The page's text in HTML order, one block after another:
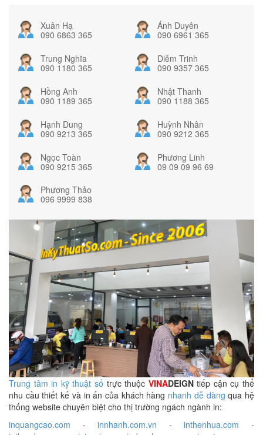
Xuân Hạ
090 6863 365
Ánh Duyên
090 6961 365
Trung Nghĩa
090 1180 365
Diễm Trinh
090 9357 365
Hồng Anh
090 1189 365
Nhật Thanh
090 1188 365
Hạnh Dung
090 9213 365
Huỳnh Nhân
090 9212 365
Ngọc Toàn
090 9215 365
Phương Linh
09 09 09 96 69
Phương Thảo
096 9999 838
Trung tâm in kỹ thuật số trực thuộc VINADEIGNtiếp cận cụ thể
nhu cầu thiết kế và in ấn của khách hàng nhanh dễ dàng qua hệ
thống website chuyên biệt cho thị trường ngách ngành in:
inquangcao.com -innhanh.com.vn -inthenhua.com -